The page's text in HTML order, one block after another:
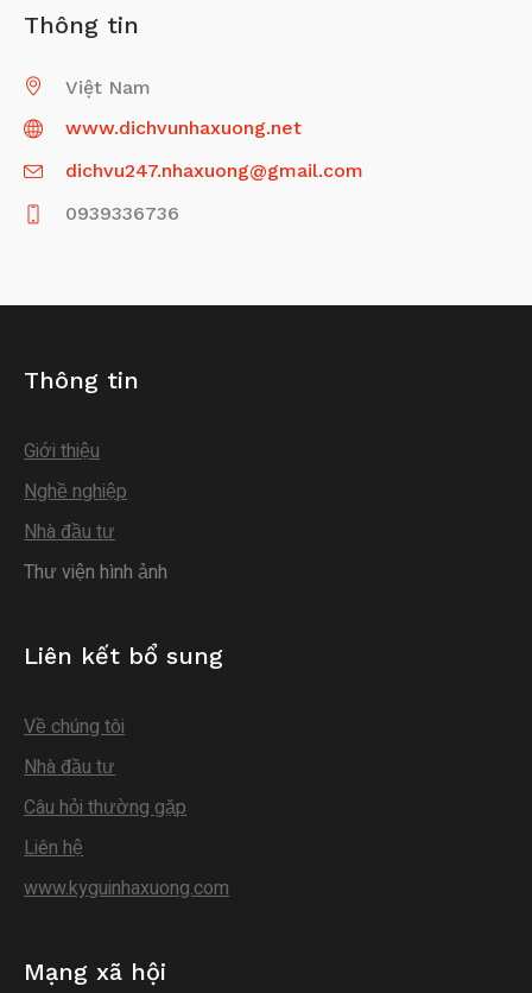
Thông tin
Việt Nam
www.dichvunhaxuong.net
dichvu247.nhaxuong@gmail.com
0939336736
Thông tin
Giới thiệu
Nghề nghiệp
Nhà đầu tư
Thư viện hình ảnh
Liên kết bổ sung
Về chúng tôi
Nhà đầu tư
Câu hỏi thường gặp
Liên hệ
www.kyguinhaxuong.com
Mạng xã hội